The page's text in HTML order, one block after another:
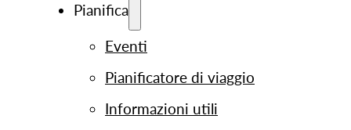
Pianifica
Eventi
Pianificatore di viaggio
Informazioni utili